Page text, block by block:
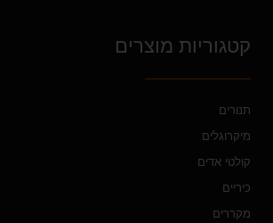
קטגוריות מוצרים
תנורים
מיקרוגלים
קולטי אדים
כיריים
מקררים